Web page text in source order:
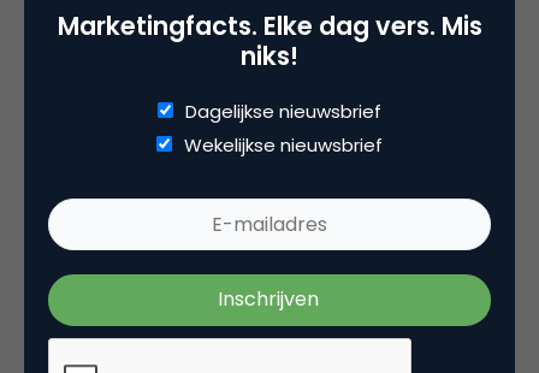
http://www.marktkraam.net
http://www.webmarkt.nl
http://www.marktkramer.nl
http://www.kraampjes.nl
http://www.advertentieportaal.nl
http://www.webprikbord.com
Marketingfacts. Elke dag vers. Mis
niks!
Dagelijkse nieuwsbrief
Wekelijkse nieuwsbrief